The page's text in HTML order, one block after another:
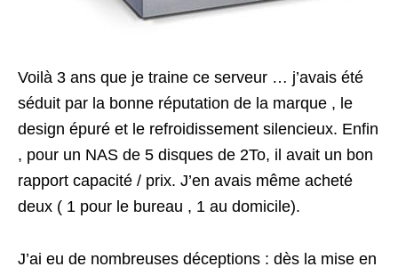
Voilà 3 ans que je traine ce serveur … j’avais été
séduit par la bonne réputation de la marque , le
design épuré et le refroidissement silencieux. Enfin
, pour un NAS de 5 disques de 2To, il avait un bon
rapport capacité / prix. J’en avais même acheté
deux ( 1 pour le bureau , 1 au domicile).
J’ai eu de nombreuses déceptions : dès la mise en